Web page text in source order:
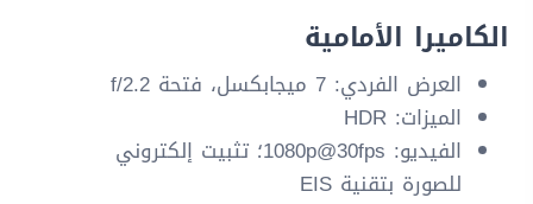
الكاميرا الأمامية
العرض الفردي: 7 ميجابكسل، فتحة f/2.2
الميزات: HDR
الفيديو: 1080p@30fps؛ تثبيت إلكتروني
للصورة بتقنية EIS